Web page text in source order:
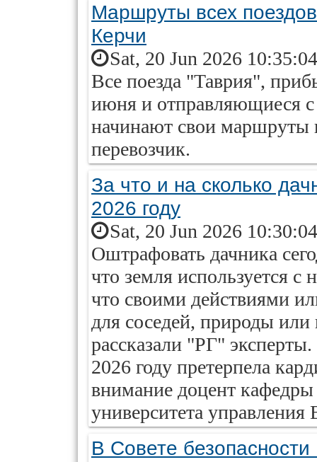
Маршруты всех
Керчи
Sat, 20 Jun 2026
Все поезда "Таврия",
июня и отправляющиеся с
начинают свои маршруты
перевозчик.
За что и на сколько
2026 году
Sat, 20 Jun 2026
Оштрафовать дачника
что земля используется
что своими действиями
для соседей, природы
рассказали "РГ"
2026 году претерпела
внимание доцент кафедры
университета
В Совете